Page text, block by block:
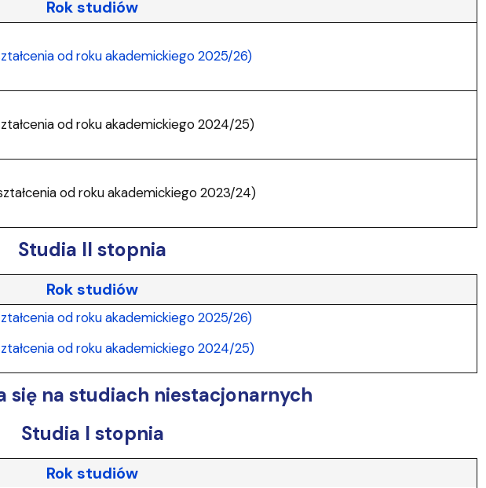
Rok studiów
od roku akademickiego 2025/26)
od roku akademickiego 2024/25)
od roku akademickiego 2023/24)
Studia II stopnia
Rok studiów
od roku akademickiego 2025/26)
od roku akademickiego 2024/25)
się na studiach niestacjonarnych
Studia I stopnia
Rok studiów